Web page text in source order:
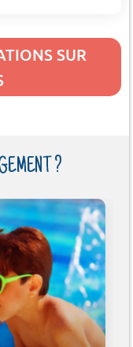
SUR
?